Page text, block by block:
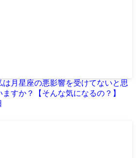
は月星座の悪影響を受けてないと思
すか？【そんな気になるの？】